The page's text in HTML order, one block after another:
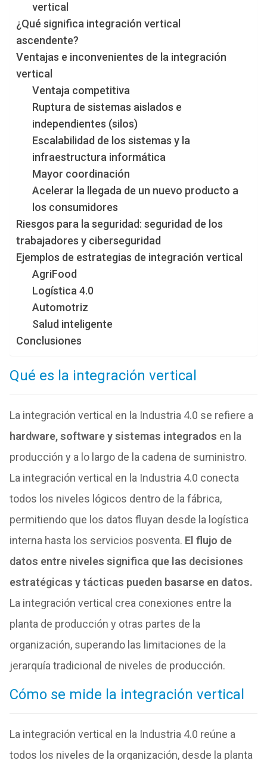
vertical
¿Qué significa integración vertical
ascendente?
Ventajas e inconvenientes de la integración
vertical
Ventaja competitiva
Ruptura de sistemas aislados e
independientes (silos)
Escalabilidad de los sistemas y la
infraestructura informática
Mayor coordinación
Acelerar la llegada de un nuevo producto a
los consumidores
Riesgos para la seguridad: seguridad de los
trabajadores y ciberseguridad
Ejemplos de estrategias de integración vertical
AgriFood
Logística 4.0
Automotriz
Salud inteligente
Conclusiones
Qué es la integración vertical
La integración vertical en la Industria 4.0 se refiere a
hardware, software y sistemas integrados en la
producción y a lo largo de la cadena de suministro.
La integración vertical en la Industria 4.0 conecta
todos los niveles lógicos dentro de la fábrica,
permitiendo que los datos fluyan desde la logística
interna hasta los servicios posventa. El flujo de
datos entre niveles significa que las decisiones
estratégicas y tácticas pueden basarse en datos.
La integración vertical crea conexiones entre la
planta de producción y otras partes de la
organización, superando las limitaciones de la
jerarquía tradicional de niveles de producción.
Cómo se mide la integración vertical
La integración vertical en la Industria 4.0 reúne a
todos los niveles de la organización, desde la planta